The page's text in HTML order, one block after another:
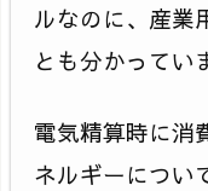
ルなのに、産業
とも分かってい
電気精算時に消
ネルギーについ